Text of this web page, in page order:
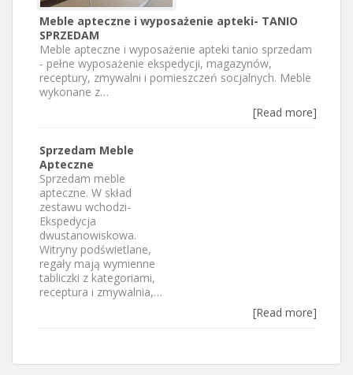
Meble apteczne i wyposażenie apteki- TANIO
SPRZEDAM
Meble apteczne i wyposażenie apteki tanio sprzedam
- pełne wyposażenie ekspedycji, magazynów,
receptury, zmywalni i pomieszczeń socjalnych. Meble
wykonane z…
[Read more]
Sprzedam Meble
Apteczne
Sprzedam meble
apteczne. W skład
zestawu wchodzi-
Ekspedycja
dwustanowiskowa.
Witryny podświetlane,
regały mają wymienne
tabliczki z kategoriami,
receptura i zmywalnia,…
[Read more]